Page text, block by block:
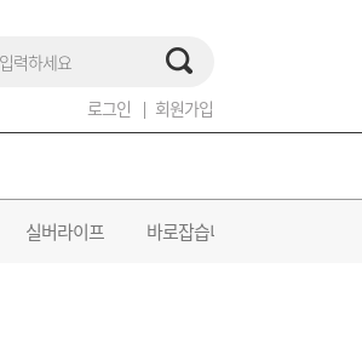
로그인 회원가입
실버라이프 바로잡습니다